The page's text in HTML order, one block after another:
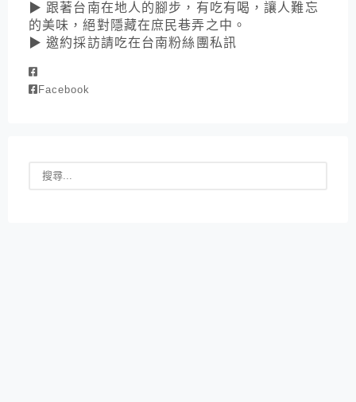
▶ 跟著台南在地人的腳步，有吃有喝，讓人難忘
的美味，絕對隱藏在庶民巷弄之中。
▶ 邀約採訪請吃在台南粉絲團私訊
Facebook